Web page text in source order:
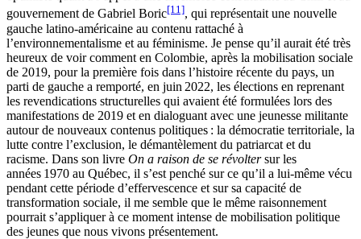
gouvernement de Gabriel Boric[11], qui représentait une nouvelle
gauche latino-américaine au contenu rattaché à
l’environnementalisme et au féminisme. Je pense qu’il aurait été très
heureux de voir comment en Colombie, après la mobilisation sociale
de 2019, pour la première fois dans l’histoire récente du pays, un
parti de gauche a remporté, en juin 2022, les élections en reprenant
les revendications structurelles qui avaient été formulées lors des
manifestations de 2019 et en dialoguant avec une jeunesse militante
autour de nouveaux contenus politiques : la démocratie territoriale, la
lutte contre l’exclusion, le démantèlement du patriarcat et du
racisme. Dans son livre On a raison de se révoltersur les
années 1970 au Québec, il s’est penché sur ce qu’il a lui-même vécu
pendant cette période d’effervescence et sur sa capacité de
transformation sociale, il me semble que le même raisonnement
pourrait s’appliquer à ce moment intense de mobilisation politique
des jeunes que nous vivons présentement.